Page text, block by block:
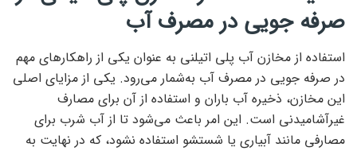
صرفه جویی در مصرف آب
استفاده از مخازن آب پلی اتیلنی به عنوان یکی از راهکارهای مهم
در صرفه جویی در مصرف آب به‌شمار می‌رود. یکی از مزایای اصلی
این مخازن، ذخیره آب باران و استفاده از آن برای مصارف
غیرآشامیدنی است. این امر باعث می‌شود تا از آب شرب برای
مصارفی مانند آبیاری یا شستشو استفاده نشود، که در نهایت به